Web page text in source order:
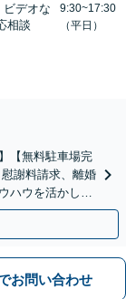
ビデオな
相談
9:30~17:30
（平日）
【無料駐車場完
謝料請求、離婚
ハウを活かし、
お問い合わせ